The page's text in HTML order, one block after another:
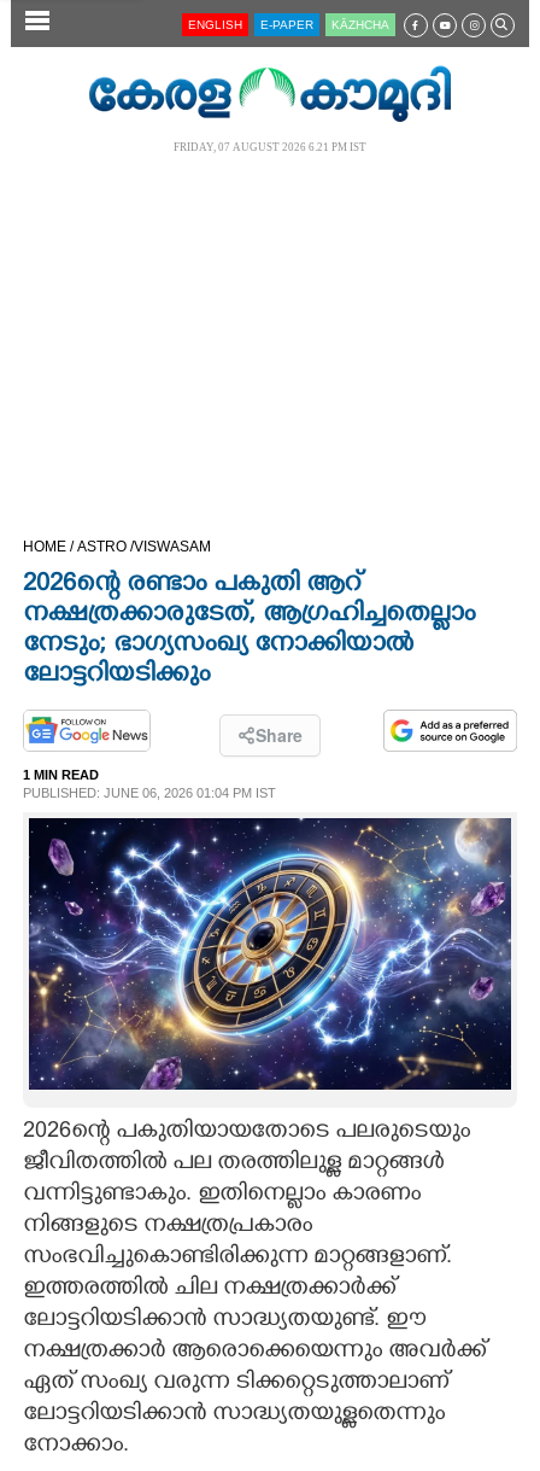
SECTIONS
OPINION
LIFESTYLE
SPIRITUAL
INFO+
ART
ASTRO
CARTOONS
LITERATURE
ZOOM
CONTACT US
ENGLISH E-PAPER KĀZHCHA
FRIDAY, 07 AUGUST 2026 6.21 PM IST
HOME /ASTRO /VISWASAM
2026ന്റെ രണ്ടാം പകുതി ആറ്
നക്ഷത്രക്കാരുടേത്, ആഗ്രഹിച്ചതെല്ലാം
നേടും; ഭാഗ്യസംഖ്യ നോക്കിയാൽ
ലോട്ടറിയടിക്കും
Share
1 MIN READ
PUBLISHED: JUNE 06, 2026 01:04 PM IST
2026ന്റെ പകുതിയായതോടെ പലരുടെയും
ജീവിതത്തിൽ പല തരത്തിലുള്ള മാറ്റങ്ങൾ
വന്നിട്ടുണ്ടാകും. ഇതിനെല്ലാം കാരണം
നിങ്ങളുടെ നക്ഷത്രപ്രകാരം
സംഭവിച്ചുകൊണ്ടിരിക്കുന്ന മാറ്റങ്ങളാണ്.
ഇത്തരത്തിൽ ചില നക്ഷത്രക്കാർക്ക്
ലോട്ടറിയടിക്കാൻ സാദ്ധ്യതയുണ്ട്. ഈ
നക്ഷത്രക്കാർ ആരൊക്കെയെന്നും അവർക്ക്
ഏത് സംഖ്യ വരുന്ന ടിക്കറ്റെടുത്താലാണ്
ലോട്ടറിയടിക്കാൻ സാദ്ധ്യതയുള്ളതെന്നും
നോക്കാം.